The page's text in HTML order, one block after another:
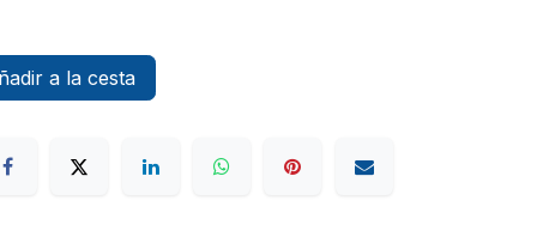
a la cesta